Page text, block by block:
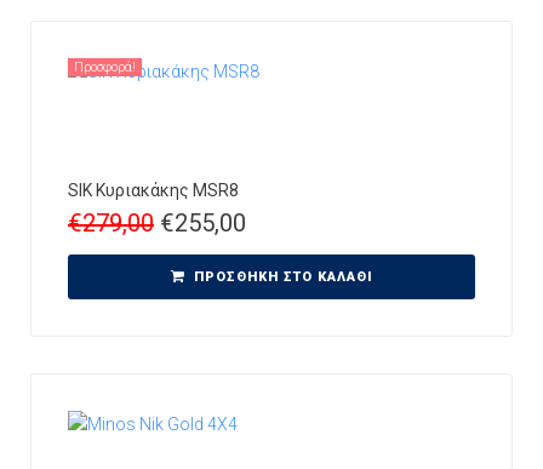
Προσφορά!
SIK Κυριακάκης MSR8
€279,00 €255,00
ΠΡΟΣΘΉΚΗ ΣΤΟ ΚΑΛΆΘΙ